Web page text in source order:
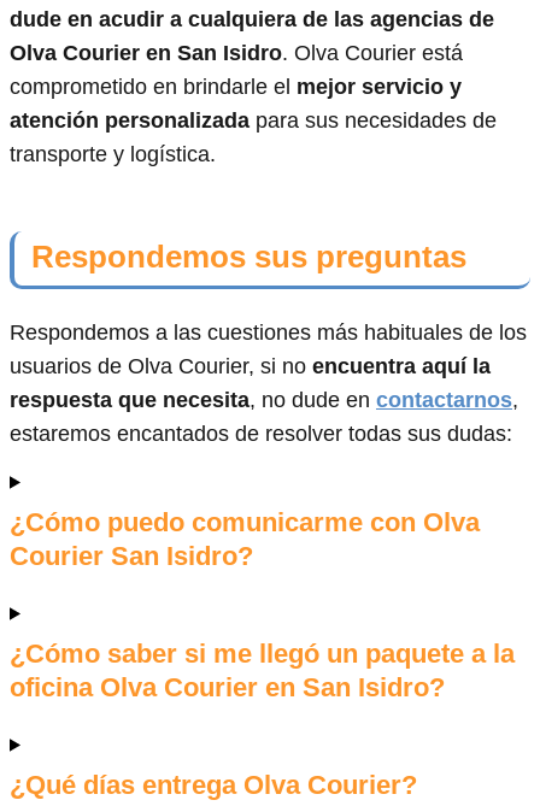
dude en acudir a cualquiera de las agencias de
Olva Courier en San Isidro. Olva Courier está
comprometido en brindarle el mejor servicio y
atención personalizada para sus necesidades de
transporte y logística.
Respondemos sus preguntas
Respondemos a las cuestiones más habituales de los
usuarios de Olva Courier, si no encuentra aquí la
respuesta que necesita, no dude en contactarnos,
estaremos encantados de resolver todas sus dudas:
¿Cómo puedo comunicarme con Olva
Courier San Isidro?
¿Cómo saber si me llegó un paquete a la
oficina Olva Courier en San Isidro?
¿Qué días entrega Olva Courier?